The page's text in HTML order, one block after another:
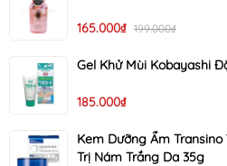
165.000₫ 199.000₫
Gel Khử Mùi Kobayashi
185.000₫
Kem Dưỡng Ẩm
Trị Nám Trắng Da 35g